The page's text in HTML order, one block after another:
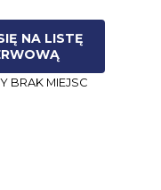
NA LISTĘ
BRAK MIEJSC